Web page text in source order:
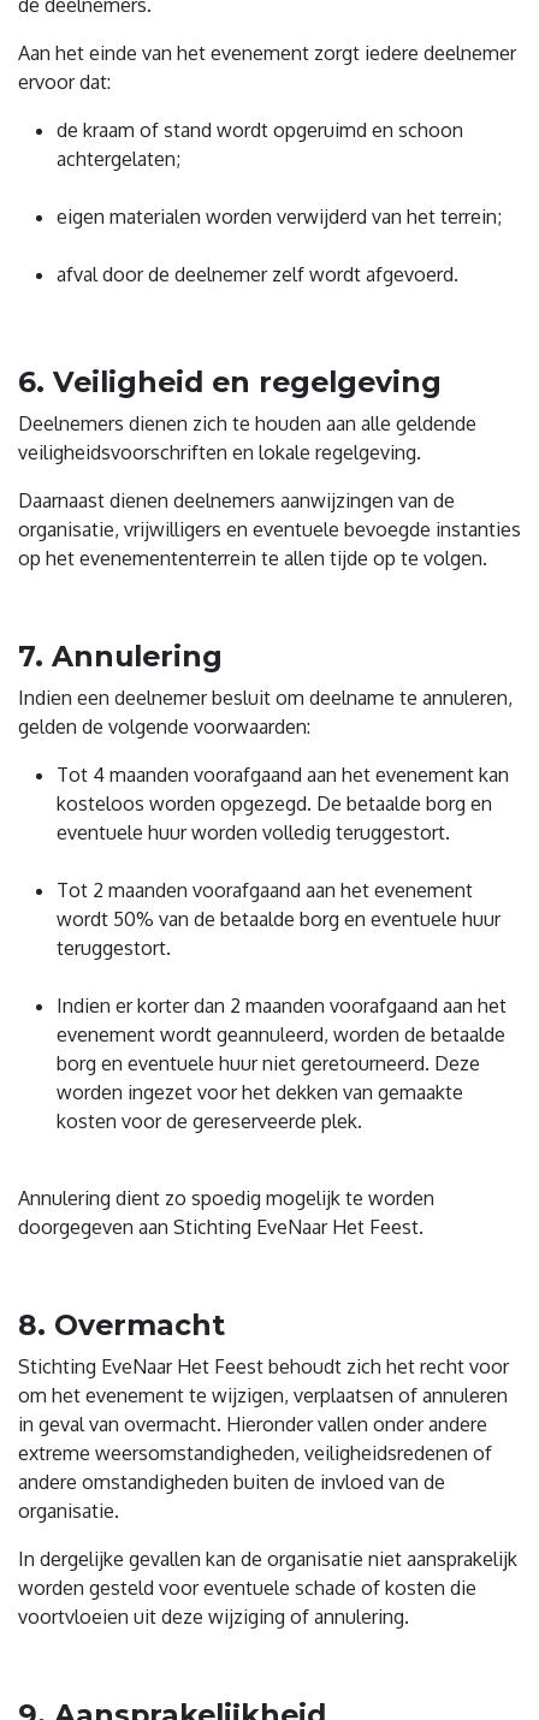
de deelnemers.
Aan het einde van het evenement zorgt iedere deelnemer
ervoor dat:
de kraam of stand wordt opgeruimd en schoon
achtergelaten;
eigen materialen worden verwijderd van het terrein;
afval door de deelnemer zelf wordt afgevoerd.
6. Veiligheid en regelgeving
Deelnemers dienen zich te houden aan alle geldende
veiligheidsvoorschriften en lokale regelgeving.
Daarnaast dienen deelnemers aanwijzingen van de
organisatie, vrijwilligers en eventuele bevoegde instanties
op het evenemententerrein te allen tijde op te volgen.
7. Annulering
Indien een deelnemer besluit om deelname te annuleren,
gelden de volgende voorwaarden:
Tot 4 maanden voorafgaand aan het evenement kan
kosteloos worden opgezegd. De betaalde borg en
eventuele huur worden volledig teruggestort.
Tot 2 maanden voorafgaand aan het evenement
wordt 50% van de betaalde borg en eventuele huur
teruggestort.
Indien er korter dan 2 maanden voorafgaand aan het
evenement wordt geannuleerd, worden de betaalde
borg en eventuele huur niet geretourneerd. Deze
worden ingezet voor het dekken van gemaakte
kosten voor de gereserveerde plek.
Annulering dient zo spoedig mogelijk te worden
doorgegeven aan Stichting EveNaar Het Feest.
8. Overmacht
Stichting EveNaar Het Feest behoudt zich het recht voor
om het evenement te wijzigen, verplaatsen of annuleren
in geval van overmacht. Hieronder vallen onder andere
extreme weersomstandigheden, veiligheidsredenen of
andere omstandigheden buiten de invloed van de
organisatie.
In dergelijke gevallen kan de organisatie niet aansprakelijk
worden gesteld voor eventuele schade of kosten die
voortvloeien uit deze wijziging of annulering.